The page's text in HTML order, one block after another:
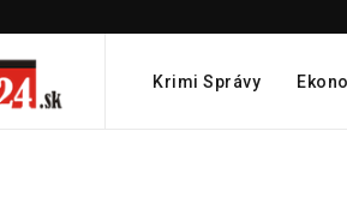
Krimi Správy